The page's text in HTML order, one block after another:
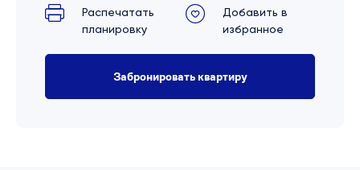
Распечатать
планировку
Добавить в
избранное
Забронировать квартиру